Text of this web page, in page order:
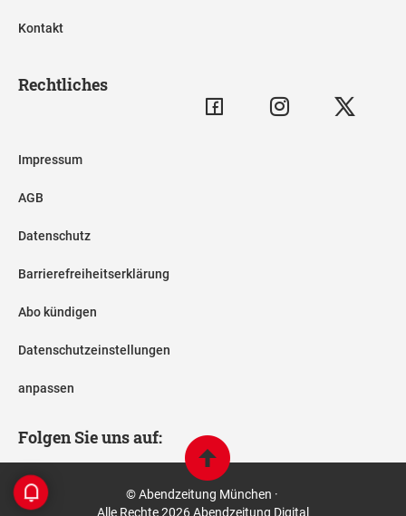
Kontakt
Rechtliches
Impressum
AGB
Datenschutz
Barrierefreiheitserklärung
Abo kündigen
Datenschutzeinstellungen
anpassen
Folgen Sie uns auf:
© Abendzeitung München ·
Alle Rechte 2026 Abendzeitung Digital